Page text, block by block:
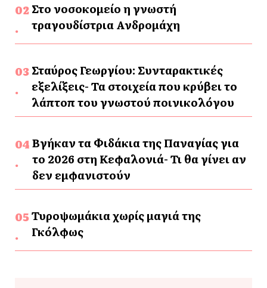
Στο νοσοκομείο η γνωστή
τραγουδίστρια Ανδρομάχη
Σταύρος Γεωργίου: Συνταρακτικές
εξελίξεις- Τα στοιχεία που κρύβει το
λάπτοπ του γνωστού ποινικολόγου
Βγήκαν τα Φιδάκια της Παναγίας για
το 2026 στη Κεφαλονιά- Τι θα γίνει αν
δεν εμφανιστούν
Τυροψωμάκια χωρίς μαγιά της
Γκόλφως